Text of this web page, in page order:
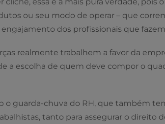
ou seu modo de operar – que
dos profissionais que
realmente trabalhem a favor da
a escolha de quem deve compor o
o guarda-chuva do RH, que também
tanto para assegurar o direito